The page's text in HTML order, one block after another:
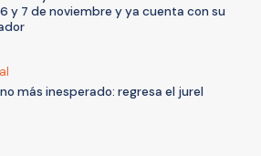
y 7 de noviembre y ya cuenta con su
más inesperado: regresa el jurel